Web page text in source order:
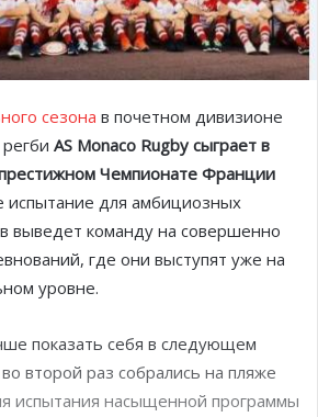
сезона в почетном дивизионе
AS Monaco Rugby сыграет в
Чемпионате Франции
испытание для амбициозных
выведет команду на совершенно
где они выступят уже на
уровне.
показать себя в следующем
второй раз собрались на пляже
испытания насыщенной программы